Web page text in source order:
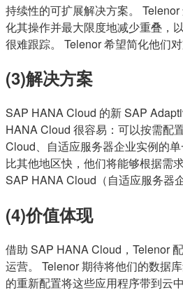
持续性的可扩展解决方案。
化其操作并最大限度地减少重叠，
很难跟踪。 Telenor 希望简化他们对
(3)解决方案
SAP HANA Cloud 的新 SAP
HANA Cloud 很容易：可以按需配
Cloud、自适应服务器企业实例的
比其他地区快，他们将能够根据需
SAP HANA Cloud（自适应服务器
(4)价值体现
借助 SAP HANA Cloud，Telenor
运营。 Telenor 期待将他们的数据
的重新配置将这些应用程序带到云